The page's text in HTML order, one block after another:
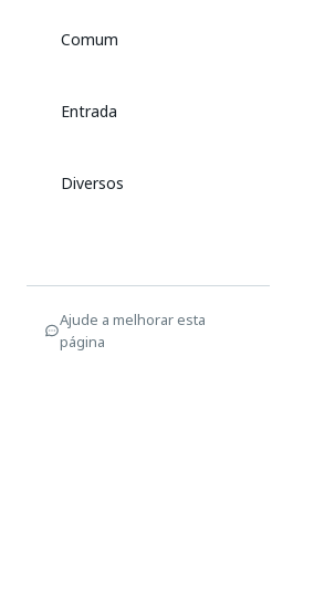
Comum
Entrada
Diversos
Ajude a melhorar esta
página